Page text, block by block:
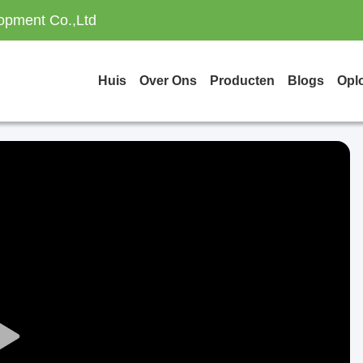
Co.,Ltd
Huis Over Ons Producten Blogs
Play